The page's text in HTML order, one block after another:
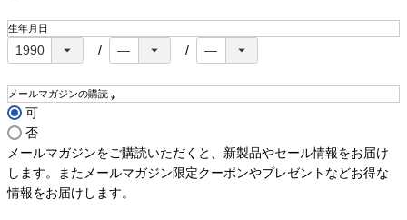
生年月日
メールマガジンの購読
須
可
否
メールマガジンをご購読いただくと、新製品やセール情報をお届け
します。またメールマガジン限定クーポンやプレゼントなどお得な
情報をお届けします。